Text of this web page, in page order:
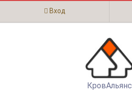
Вход
КровАльянс